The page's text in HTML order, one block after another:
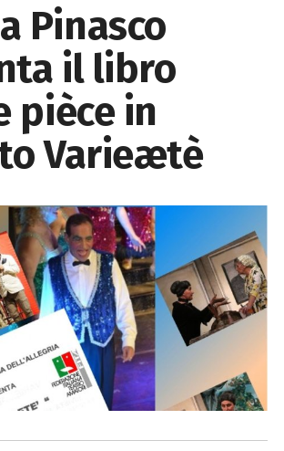
Pinasco
il libro
pièce in
Varieætè